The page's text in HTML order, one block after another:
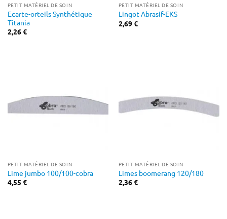
PETIT MATÉRIEL DE SOIN
Ecarte-orteils Synthétique
Titania
2,26€
PETIT MATÉRIEL DE SOIN
Lingot Abrasif-EKS
2,69€
PETIT MATÉRIEL DE SOIN
Lime jumbo 100/100-cobra
4,55 €
PETIT MATÉRIEL DE SOIN
Limes boomerang 120/180
2,36€